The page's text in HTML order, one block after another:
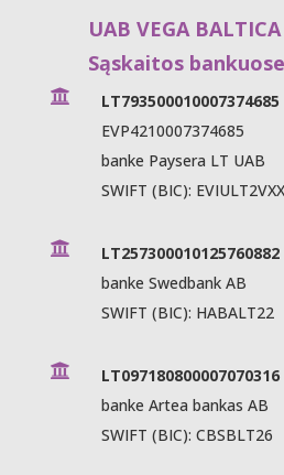
UAB VEGA BALTICA
Sąskaitos bankuose

LT793500010007374685
EVP4210007374685
banke Paysera LT UAB
SWIFT (BIC):

LT257300010125760882
banke Swedbank AB
SWIFT (BIC): HABALT22

LT097180800007070316
banke Artea bankas AB
SWIFT (BIC): CBSBLT26